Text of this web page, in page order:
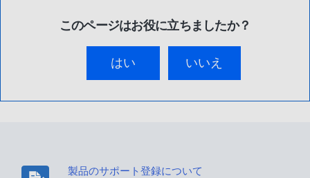
このページはお役に立ちましたか？
はい いいえ
製品のサポート登録について